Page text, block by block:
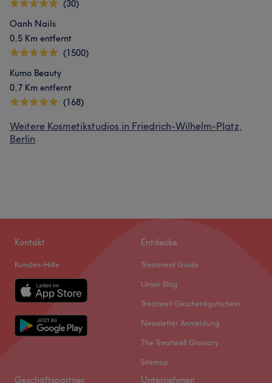
(30)
Oanh Nails
0,5 Km entfernt
(1500)
Kumo Beauty
0,7 Km entfernt
(168)
Weitere Kosmetikstudios in Friedrich-Wilhelm-Platz,
Berlin
Kontakt
Kunden-Hilfe
Entdecke
Treatment Guide
Unser Blog
Treatwell Geschenkgutschein
Newsletter Anmeldung
The Treatwell Glossary
Sitemap
Geschäftspartner Unternehmen